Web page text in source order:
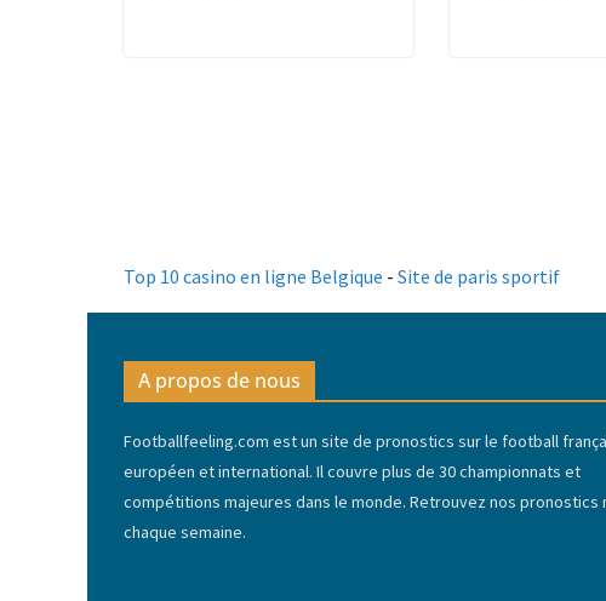
Top 10 casino en ligne Belgique - Site de paris sportif
A propos de nous
Footballfeeling.com est un site de pronostics sur le football
européen et international. Il couvre plus de 30 championnats et
compétitions majeures dans le monde. Retrouvez nos pronostics
chaque semaine.